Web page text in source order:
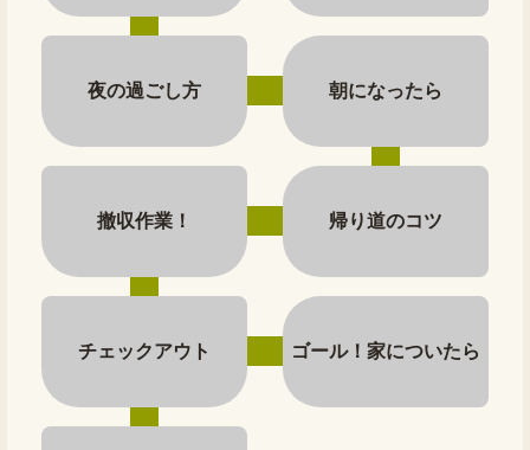
夜の過ごし方 朝になったら
撤収作業！ 帰り道のコツ
チェックアウト ゴール！家についたら